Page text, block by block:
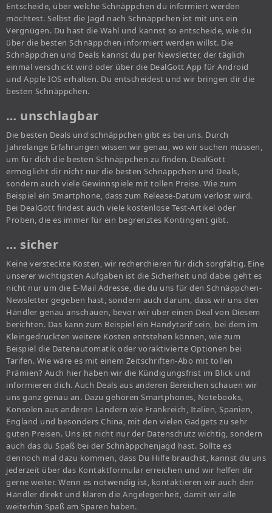
Entscheide, über welche Schnäppchen du informiert werden
möchtest. Selbst die Jagd nach Schnäppchen ist mit uns ein
Vergnügen. Du hast die Wahl und kannst so entscheide, wie du
über die besten Schnäppchen informiert werden willst. Die
Schnäppchen und Deals kannst du per Newsletter, der täglich
einmal verschickt wird oder über die DealGott App für Android
und Apple IOS erhalten. Du entscheidest und wir bringen dir die
besten Schnäppchen.
… unschlagbar
Die besten Deals und schnäppchen gibt es bei uns. Durch
Jahrelange Erfahrungen wissen wir genau, wo wir suchen müssen,
um für dich die besten Schnäppchen zu finden. DealGott
ermöglicht dir nicht nur die besten Schnäppchen und Deals,
sondern auch viele Gewinnspiele mit tollen Preise. Wie zum
Beispiel ein Smartphone, dass zum Release-Datum verlost wird.
Bei DealGott findest auch viele kostenlose Test-Artikel oder
Proben, die es immer für ein begrenztes Kontingent gibt.
… sicher
Keine versteckte Kosten, wir recherchieren für dich sorgfältig. Eine
unserer wichtigsten Aufgaben ist die Sicherheit und dabei geht es
nicht nur um die E-Mail Adresse, die du uns für den Schnäppchen-
Newsletter gegeben hast, sondern auch darum, dass wir uns den
Händler genau anschauen, bevor wir über einen Deal von Diesem
berichten. Das kann zum Beispiel ein Handytarif sein, bei dem im
Kleingedruckten weitere Kosten entstehen können, wie zum
Beispiel die Datenautomatik oder voraktivierte Optionen bei
Tarifen. Wie wäre es mit einem Zeitschriften-Abo mit tollen
Prämien? Auch hier haben wir die Kündigungsfrist im Blick und
informieren dich. Auch Deals aus anderen Bereichen schauen wir
uns ganz genau an. Dazu gehören Smartphones, Notebooks,
Konsolen aus anderen Ländern wie Frankreich, Italien, Spanien,
England und besonders China, mit den vielen Gadgets zu sehr
guten Preisen. Uns ist nicht nur der Datenschutz wichtig, sondern
auch das du Spaß bei der Schnäppchenjagd hast. Sollte es
dennoch mal dazu kommen, dass Du Hilfe brauchst, kannst du uns
jederzeit über das Kontaktformular erreichen und wir helfen dir
gerne weiter. Wenn es notwendig ist, kontaktieren wir auch den
Händler direkt und klären die Angelegenheit, damit wir alle
weiterhin Spaß am Sparen haben.